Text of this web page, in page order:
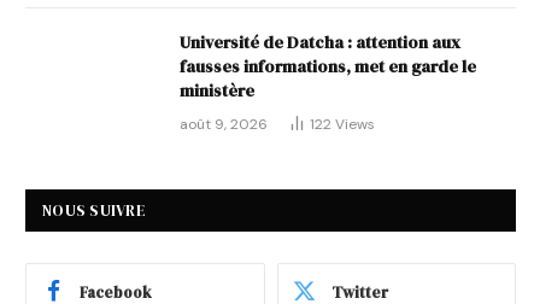
Université de Datcha : attention aux
fausses informations, met en garde le
ministère
août 9, 2026 122 Views
NOUS SUIVRE
Facebook Twitter